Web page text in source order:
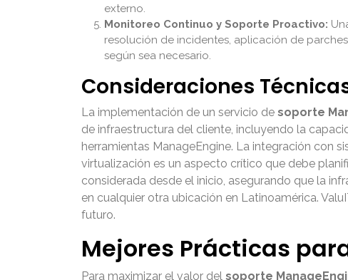
externo.
Monitoreo Continuo y Soporte Proactivo:
resolución de incidentes, aplicación de
según sea necesario.
Consideraciones
La implementación de un servicio de soporte
de infraestructura del cliente, incluyendo la
herramientas ManageEngine. La integración con
virtualización es un aspecto crítico que debe
considerada desde el inicio, asegurando que la
en cualquier otra ubicación en Latinoamérica.
futuro.
Mejores Prácticas
Para maximizar el valor del soporte